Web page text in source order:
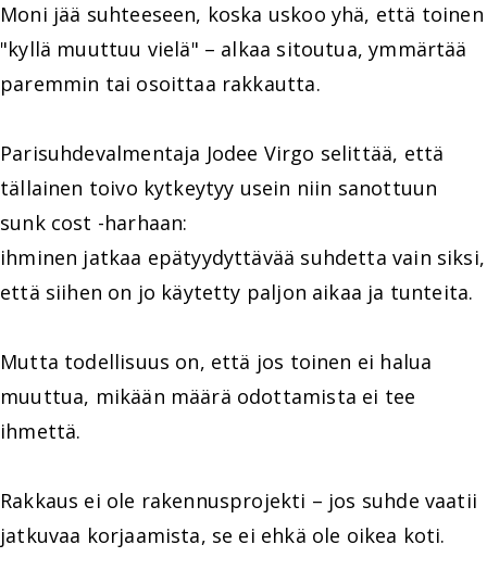
Moni jää suhteeseen, koska uskoo yhä, että toinen
"kyllä muuttuu vielä" – alkaa sitoutua, ymmärtää
paremmin tai osoittaa rakkautta.
Parisuhdevalmentaja Jodee Virgo selittää, että
tällainen toivo kytkeytyy usein niin sanottuun
sunk cost -harhaan:
ihminen jatkaa epätyydyttävää suhdetta vain siksi,
että siihen on jo käytetty paljon aikaa ja tunteita.
Mutta todellisuus on, että jos toinen ei halua
muuttua, mikään määrä odottamista ei tee
ihmettä.
Rakkaus ei ole rakennusprojekti – jos suhde vaatii
jatkuvaa korjaamista, se ei ehkä ole oikea koti.